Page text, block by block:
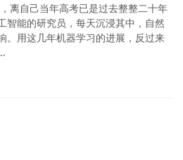
离自己当年高考已是过去整整二十年
智能的研究员，每天沉浸其中，自然
。用这几年机器学习的进展，反过来